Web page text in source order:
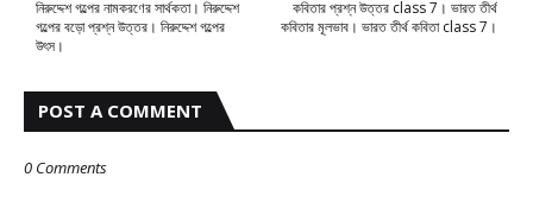
কবিতার প্রশ্ন উত্তর class 7। ভারত তীর্থ
কবিতার মূলভাব। ভারত তীর্থ কবিতা class 7।
নিরুদ্দেশ গল্পের নামকরণের সার্থকতা। নিরুদ্দেশ
গল্পের বড়ো প্রশ্ন উত্তর। নিরুদ্দেশ গল্পের
উৎস।
POST A COMMENT
0 Comments